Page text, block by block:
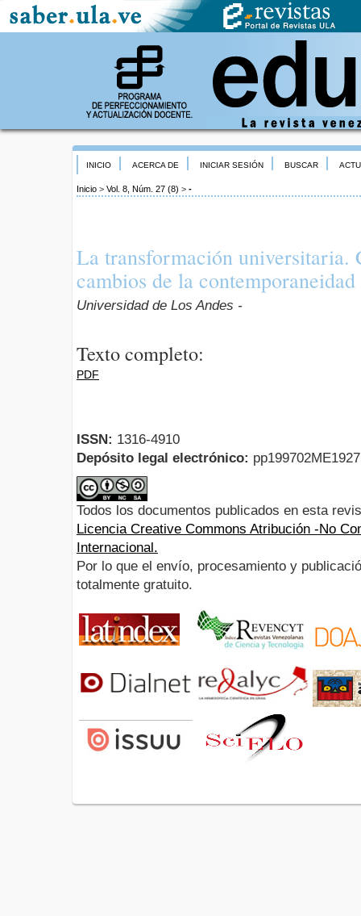
INICIO ACERCA DE INICIAR SESIÓN BUSCAR
Inicio > Vol. 8, Núm. 27 (8) > -
La transformación universitaria.
cambios de la contemporaneidad
Universidad de Los Andes -
Texto completo:
PDF
ISSN: 1316-4910
Depósito legal electrónico:
Todos los documentos publicados en esta
Licencia Creative Commons Atribución -No
Internacional.
Por lo que el envío, procesamiento y
totalmente gratuito.